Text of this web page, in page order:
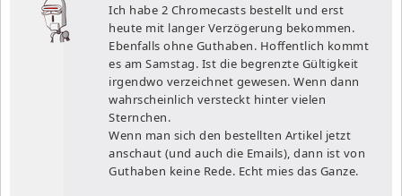
Ich habe 2 Chromecasts bestellt und erst
heute mit langer Verzögerung bekommen.
Ebenfalls ohne Guthaben. Hoffentlich kommt
es am Samstag. Ist die begrenzte Gültigkeit
irgendwo verzeichnet gewesen. Wenn dann
wahrscheinlich versteckt hinter vielen
Sternchen.
Wenn man sich den bestellten Artikel jetzt
anschaut (und auch die Emails), dann ist von
Guthaben keine Rede. Echt mies das Ganze.